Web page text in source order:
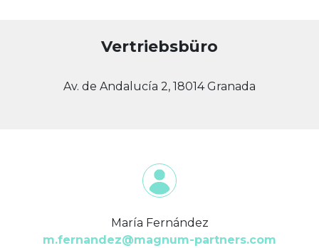
Vertriebsbüro
Av. de Andalucía 2, 18014 Granada
María Fernández
m.fernandez@magnum-partners.com